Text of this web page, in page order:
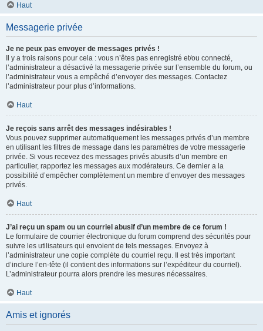
Haut
Messagerie privée
Je ne peux pas envoyer de messages privés !
Il y a trois raisons pour cela : vous n’êtes pas enregistré et/ou connecté,
l’administrateur a désactivé la messagerie privée sur l’ensemble du forum, ou
l’administrateur vous a empêché d’envoyer des messages. Contactez
l’administrateur pour plus d’informations.
Haut
Je reçois sans arrêt des messages indésirables !
Vous pouvez supprimer automatiquement les messages privés d’un membre
en utilisant les filtres de message dans les paramètres de votre messagerie
privée. Si vous recevez des messages privés abusifs d’un membre en
particulier, rapportez les messages aux modérateurs. Ce dernier a la
possibilité d’empêcher complètement un membre d’envoyer des messages
privés.
Haut
J’ai reçu un spam ou un courriel abusif d’un membre de ce forum !
Le formulaire de courrier électronique du forum comprend des sécurités pour
suivre les utilisateurs qui envoient de tels messages. Envoyez à
l’administrateur une copie complète du courriel reçu. Il est très important
d’inclure l’en-tête (il contient des informations sur l’expéditeur du courriel).
L’administrateur pourra alors prendre les mesures nécessaires.
Haut
Amis et ignorés